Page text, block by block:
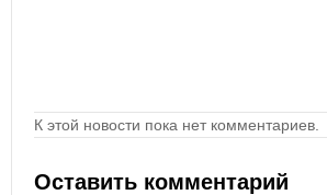
К этой новости пока нет комментариев.
Оставить комментарий